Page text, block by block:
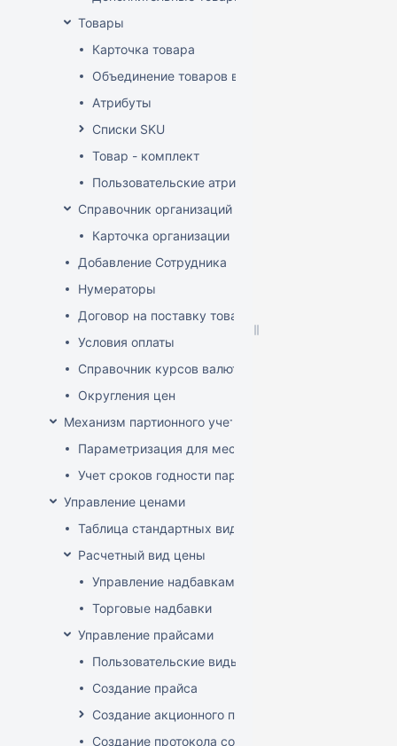
Товары
Карточка товара
Объединение товаров в один (Слияние товаров)
Атрибуты
Списки SKU
Товар - комплект
Пользовательские атрибуты
Справочник организаций
Карточка организации
Добавление Сотрудника
Нумераторы
Договор на поставку товаров (форма)
Условия оплаты
Справочник курсов валют
Округления цен
Механизм партионного учета
Параметризация для места хранения механизма
Учет сроков годности партий
Управление ценами
Таблица стандартных видов цен
Расчетный вид цены
Управление надбавками
Торговые надбавки
Управление прайсами
Пользовательские виды цен
Создание прайса
Создание акционного прайса
Создание протокола согласования цен